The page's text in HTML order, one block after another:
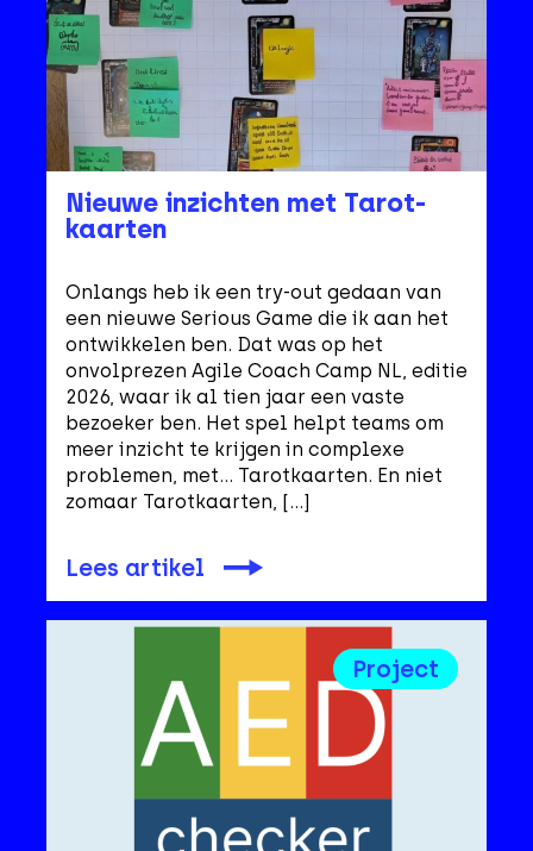
Nieuwe inzichten met Tarot-
kaarten
Onlangs heb ik een try-out gedaan van
een nieuwe Serious Game die ik aan het
ontwikkelen ben. Dat was op het
onvolprezen Agile Coach Camp NL, editie
2026, waar ik al tien jaar een vaste
bezoeker ben. Het spel helpt teams om
meer inzicht te krijgen in complexe
problemen, met… Tarotkaarten. En niet
zomaar Tarotkaarten, […]
Lees artikel
Project